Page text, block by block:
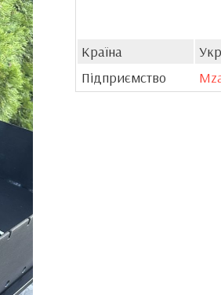
Країна
Підприємство